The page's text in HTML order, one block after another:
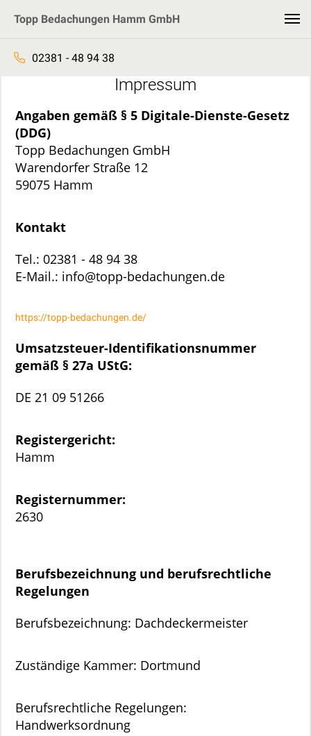
Topp Bedachungen Hamm GmbH
02381 - 48 94 38
Impressum
Angaben gemäß § 5 Digitale-Dienste-Gesetz
(DDG)
Topp Bedachungen GmbH
Warendorfer Straße 12
59075 Hamm
Kontakt
Tel.: 02381 - 48 94 38
E-Mail.: info@topp-bedachungen.de
https://topp-bedachungen.de/
Umsatzsteuer-Identifikationsnummer
gemäß § 27a UStG:
DE 21 09 51266
Registergericht:
Hamm
Registernummer:
2630
Berufsbezeichnung und berufsrechtliche
Regelungen
Berufsbezeichnung: Dachdeckermeister
Zuständige Kammer: Dortmund
Berufsrechtliche Regelungen:
Handwerksordnung